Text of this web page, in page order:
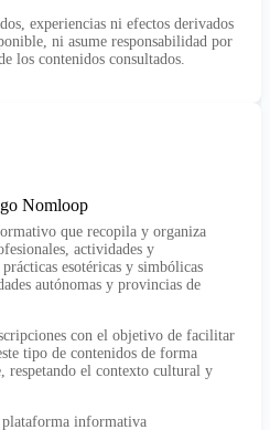
experiencias ni efectos derivados
ni asume responsabilidad por
los contenidos consultados.
que recopila y organiza
actividades y
esotéricas y simbólicas
autónomas y provincias de
con el objetivo de facilitar
tipo de contenidos de forma
respetando el contexto cultural y
informativa